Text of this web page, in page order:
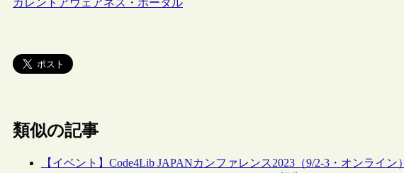
類似の記事
【イベント】Code4Lib JAPANカンファレンス2023（9/2-3・オンライン）